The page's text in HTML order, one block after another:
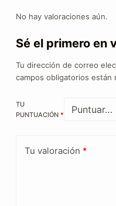
No hay valoraciones aún.
Sé el primero en
Tu dirección de correo
campos obligatorios están
TU
PUNTUACIÓN *
Tu valoración *